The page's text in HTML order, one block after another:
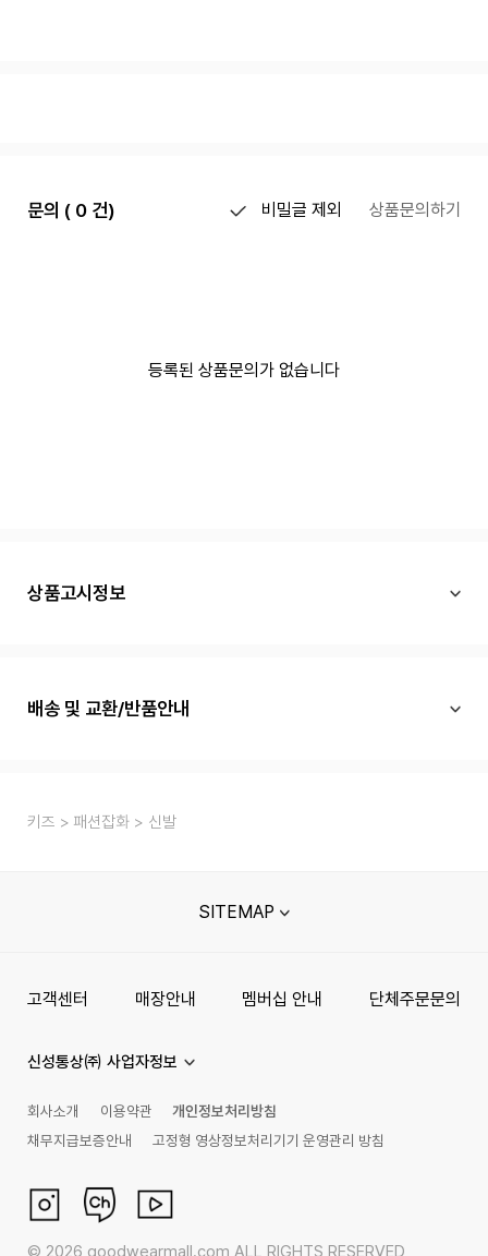
문의 ( 0 건) 비밀글 제외 상품문의하기
등록된 상품문의가 없습니다
상품고시정보
배송 및 교환/반품안내
키즈 패션잡화 신발
SITEMAP
고객센터 매장안내 멤버십 안내 단체주문문의
신성통상㈜ 사업자정보
회사소개 이용약관
개인정보처리방침
채무지급보증안내
고정형 영상정보처리기기 운영관리 방침